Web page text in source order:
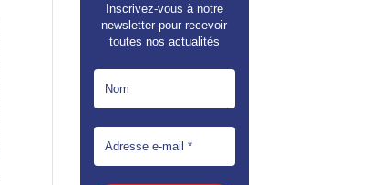
Inscrivez-vous à notre
newsletter pour recevoir
toutes nos actualités